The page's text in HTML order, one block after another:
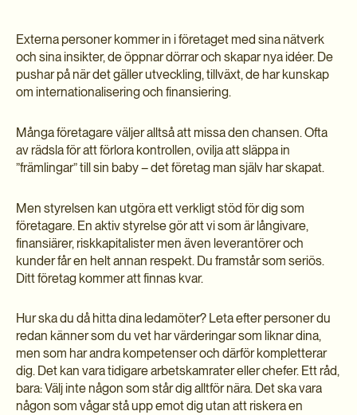
Externa personer kommer in i företaget med sina nätverk
och sina insikter, de öppnar dörrar och skapar nya idéer. De
pushar på när det gäller utveckling, tillväxt, de har kunskap
om internationalisering och finansiering.
Många företagare väljer alltså att missa den chansen. Ofta
av rädsla för att förlora kontrollen, ovilja att släppa in
”främlingar” till sin baby – det företag man själv har skapat.
Men styrelsen kan utgöra ett verkligt stöd för dig som
företagare. En aktiv styrelse gör att vi som är långivare,
finansiärer, riskkapitalister men även leverantörer och
kunder får en helt annan respekt. Du framstår som seriös.
Ditt företag kommer att finnas kvar.
Hur ska du då hitta dina ledamöter? Leta efter personer du
redan känner som du vet har värderingar som liknar dina,
men som har andra kompetenser och därför kompletterar
dig. Det kan vara tidigare arbetskamrater eller chefer. Ett råd,
bara: Välj inte någon som står dig alltför nära. Det ska vara
någon som vågar stå upp emot dig utan att riskera en